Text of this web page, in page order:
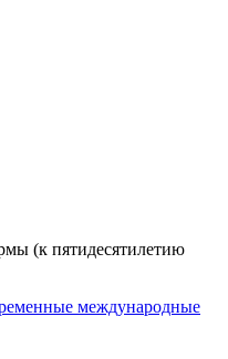
(к пятидесятилетию
международные